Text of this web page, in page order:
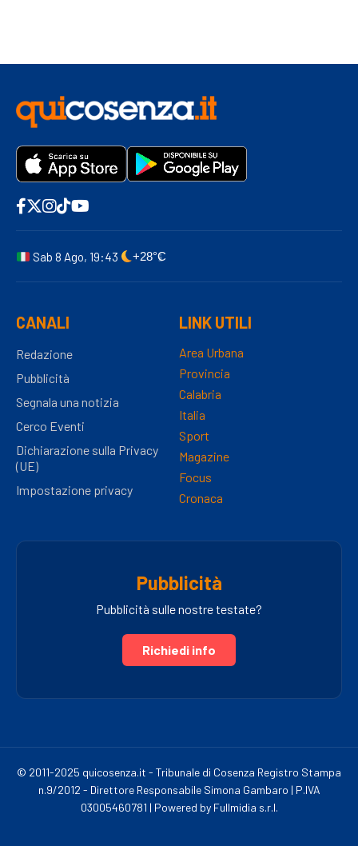
Sab 8 Ago, 19:43 +28°C
CANALI
Redazione
Pubblicità
Segnala una notizia
Cerco Eventi
Dichiarazione sulla Privacy
(UE)
Impostazione privacy
LINK UTILI
Area Urbana
Provincia
Calabria
Italia
Sport
Magazine
Focus
Cronaca
Pubblicità
Pubblicità sulle nostre testate?
Richiedi info
© 2011-2025 quicosenza.it - Tribunale di Cosenza Registro Stampa
n.9/2012 - Direttore Responsabile Simona Gambaro | P.IVA
03005460781 | Powered by Fullmidia s.r.l.